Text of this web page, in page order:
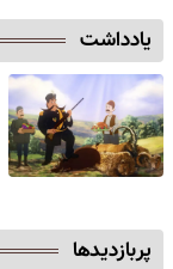
یادداشت
پربازدیدها